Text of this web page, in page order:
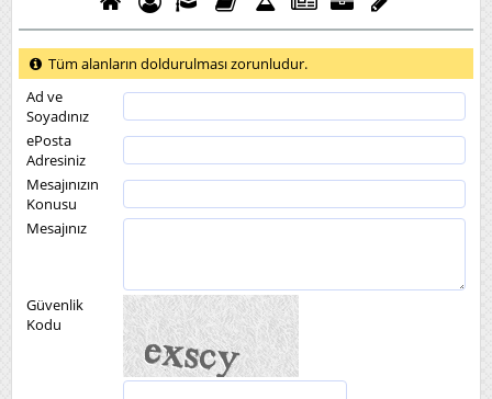
Tüm alanların doldurulması zorunludur.
Ad ve
Soyadınız
ePosta
Adresiniz
Mesajınızın
Konusu
Mesajınız
Güvenlik
Kodu